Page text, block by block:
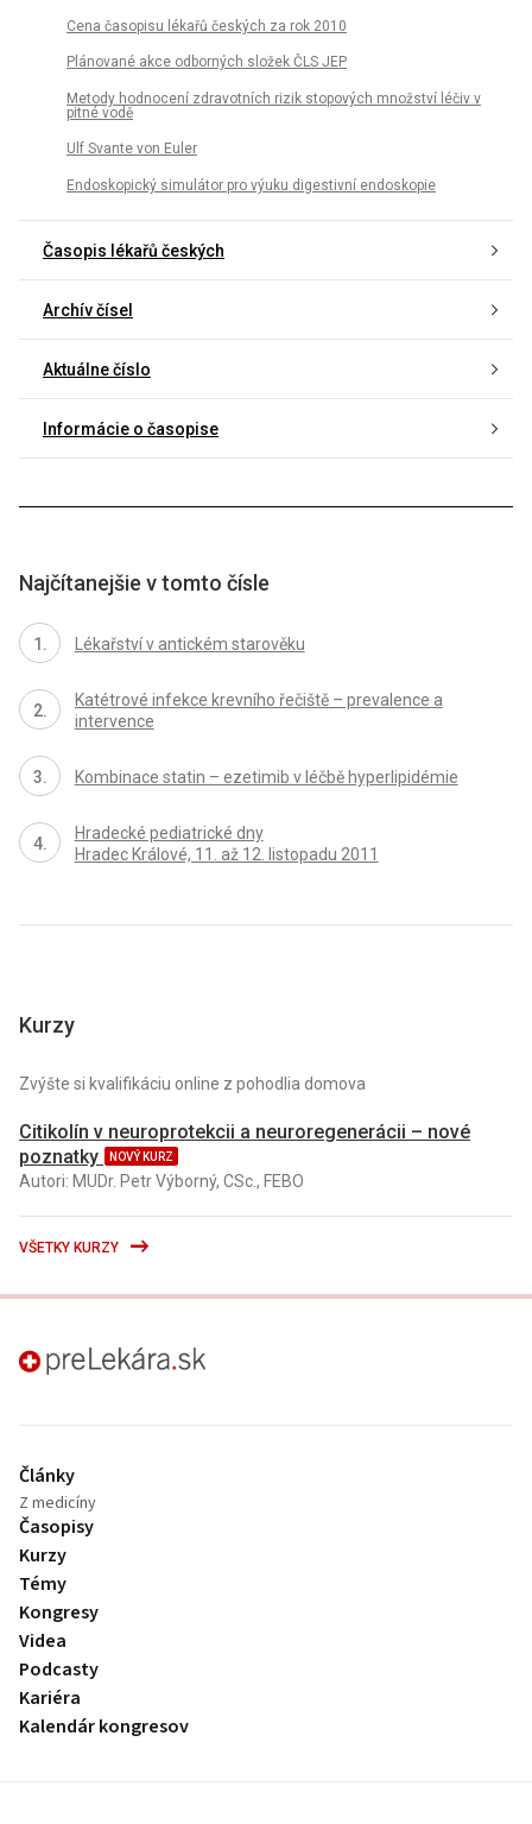
Cena časopisu lékařů českých za rok 2010
Plánované akce odborných složek ČLS JEP
Metody hodnocení zdravotních rizik stopových množství léčiv v
pitné vodě
Ulf Svante von Euler
Endoskopický simulátor pro výuku digestivní endoskopie
Časopis lékařů českých
Archív čísel
Aktuálne číslo
Informácie o časopise
Najčítanejšie v tomto čísle
Lékařství v antickém starověku
Katétrové infekce krevního řečiště – prevalence a
intervence
Kombinace statin – ezetimib v léčbě hyperlipidémie
Hradecké pediatrické dny
Hradec Králové, 11. až 12. listopadu 2011
Kurzy
Zvýšte si kvalifikáciu online z pohodlia domova
Citikolín v neuroprotekcii a neuroregenerácii – nové
poznatky
NOVÝ KURZ
Autori: MUDr. Petr Výborný, CSc., FEBO
VŠETKY KURZY
preLekára.sk
Články
Z medicíny
Časopisy
Kurzy
Témy
Kongresy
Videa
Podcasty
Kariéra
Kalendár kongresov